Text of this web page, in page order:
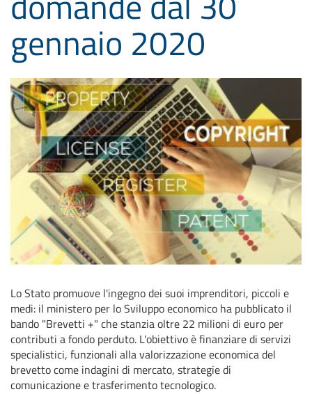
gennaio 2020
Lo Stato promuove l'ingegno dei suoi imprenditori, piccoli e
medi: il ministero per lo Sviluppo economico ha pubblicato il
bando "Brevetti +" che stanzia oltre 22 milioni di euro per
contributi a fondo perduto. L'obiettivo è finanziare di servizi
specialistici, funzionali alla valorizzazione economica del
brevetto come indagini di mercato, strategie di
comunicazione e trasferimento tecnologico.